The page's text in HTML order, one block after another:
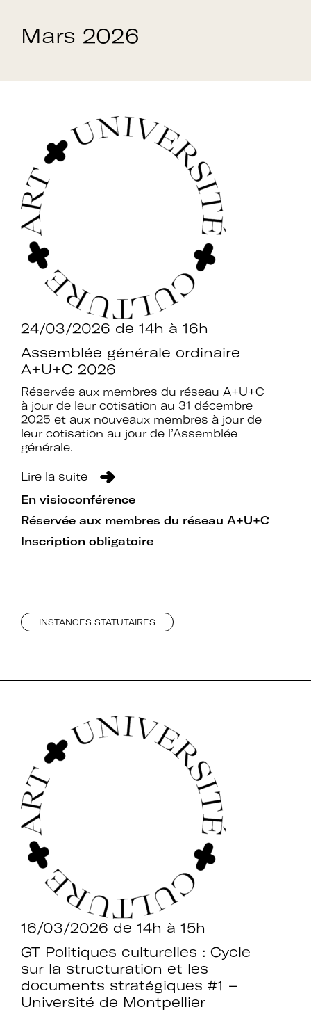
Mars 2026
24/03/2026 de 14h à 16h
Assemblée générale ordinaire
A+U+C 2026
Réservée aux membres du réseau A+U+C
à jour de leur cotisation au 31 décembre
2025 et aux nouveaux membres à jour de
leur cotisation au jour de l’Assemblée
générale.
Lire la suite
En visioconférence
Réservée aux membres du réseau A+U+C
Inscription obligatoire
INSTANCES STATUTAIRES
16/03/2026 de 14h à 15h
GT Politiques culturelles : Cycle
sur la structuration et les
documents stratégiques #1 –
Université de Montpellier